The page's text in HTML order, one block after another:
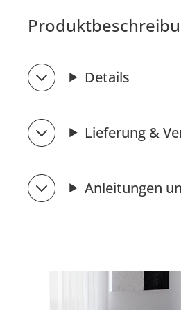
Details
Lieferung &
Anleitungen